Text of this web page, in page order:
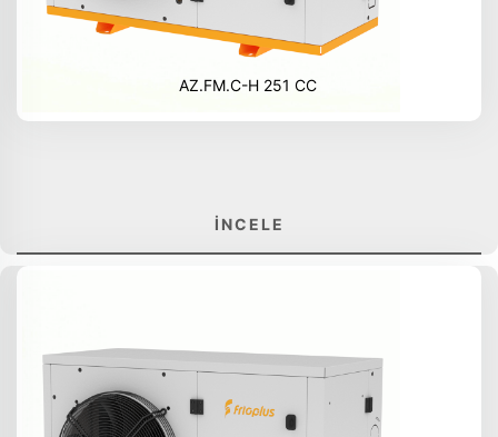
AZ.FM.C-H 251 CC
İNCELE